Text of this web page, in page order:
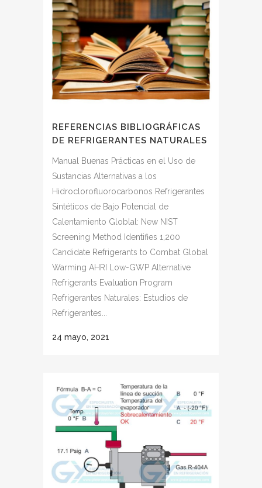
REFERENCIAS BIBLIOGRÁFICAS
DE REFRIGERANTES NATURALES
Manual Buenas Prácticas en el Uso de
Sustancias Alternativas a los
Hidroclorofluorocarbonos Refrigerantes
Sintéticos de Bajo Potencial de
Calentamiento Globlal: New NIST
Screening Method Identifies 1,200
Candidate Refrigerants to Combat Global
Warming AHRI Low-GWP Alternative
Refrigerants Evaluation Program
Refrigerantes Naturales: Estudios de
Refrigerantes...
24 mayo, 2021